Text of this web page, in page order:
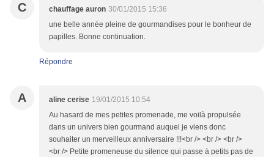
C chauffage auron 30/01/2015 15:36
une belle année pleine de gourmandises pour le bonheur de
papilles. Bonne continuation.
Répondre
A aline cerise 19/01/2015 10:54
Au hasard de mes petites promenade, me voilà propulsée
dans un univers bien gourmand auquel je viens donc
souhaiter un merveilleux anniversaire !!!<br /> <br /> <br />
<br /> Petite promeneuse du silence qui passe à petits pas de